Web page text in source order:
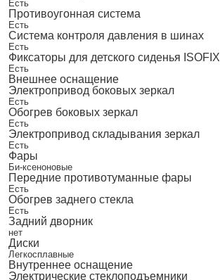
Есть
Противоугонная система
Есть
Система контроля давления в шинах
Есть
Фиксаторы для детского сиденья ISOFIX
Есть
Внешнее оснащение
Электропривод боковых зеркал
Есть
Обогрев боковых зеркал
Есть
Электропривод складывания зеркал
Есть
Фары
Би-ксеноновые
Передние противотуманные фары
Есть
Обогрев заднего стекла
Есть
Задний дворник
нет
Диски
Легкосплавные
Внутреннее оснащение
Электрические стеклоподъемники